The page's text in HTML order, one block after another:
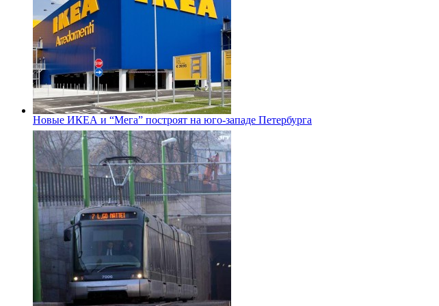
Новые ИКЕА и “Мега” построят на юго-западе Петербурга